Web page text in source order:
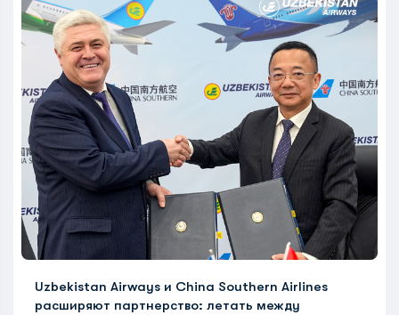
Uzbekistan Airways и China Southern Airlines
расширяют партнерство: летать между